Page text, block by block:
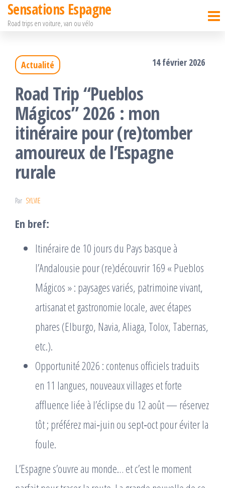
Passer
Sensations Espagne
Road trips en voiture, van ou vélo
Actualité 14 février 2026
Road Trip “Pueblos
Mágicos” 2026 : mon
itinéraire pour (re)tomber
amoureux de l’Espagne
rurale
Par SYLVIE
En bref:
Itinéraire de 10 jours du Pays basque à
l’Andalousie pour (re)découvrir 169 « Pueblos
Mágicos » : paysages variés, patrimoine vivant,
artisanat et gastronomie locale, avec étapes
phares (Elburgo, Navia, Aliaga, Tolox, Tabernas,
etc.).
Opportunité 2026 : contenus officiels traduits
en 11 langues, nouveaux villages et forte
affluence liée à l’éclipse du 12 août — réservez
tôt ; préférez mai‑juin ou sept‑oct pour éviter la
foule.
L’Espagne s’ouvre au monde… et c’est le moment